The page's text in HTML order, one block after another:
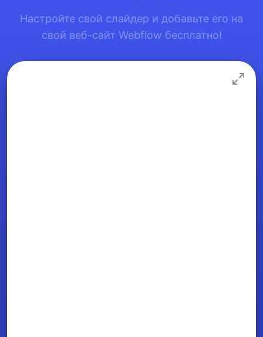
Настройте свой слайдер и добавьте его на
свой веб-сайт Webflow бесплатно!